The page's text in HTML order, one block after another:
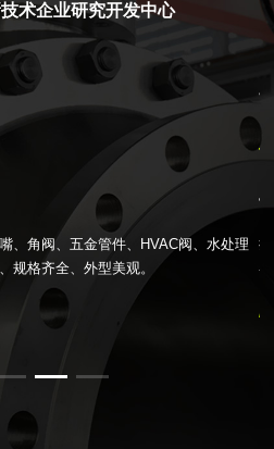
术企业研究开发中心
、角阀、五金管件、HVAC阀、水处理
规格齐全、外型美观。
///